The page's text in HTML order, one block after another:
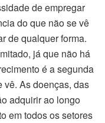
de empregar
do que não se vê
de qualquer forma.
já que não há
é a segunda
vê. As doenças, das
adquirir ao longo
em todos os setores